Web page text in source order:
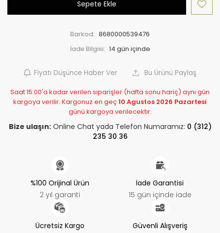
Sepete Ekle
Barkod: 8680000539476
İade Bilgisi:
Fiyatı Düşünce Haber Ver Bu Ürünü Paylaş
Saat 15:00'a kadar verilen siparişler (hafta sonu hariç) aynı gün
kargoya verilir. Kargonuz en geç 10 Agustos 2026 Pazartesi
günü kargoya verilecektir.
Bize ulaşın:Online Chat yada Telefon Numaramız: 0 (312)
235 30 36
%100 Orijinal Ürün
2 yıl garanti
İade Garantisi
15 gün içinde iade
Ücretsiz Kargo
Güvenli Alışveriş